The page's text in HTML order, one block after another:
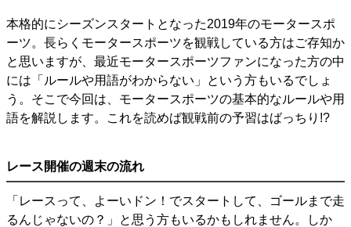
本格的にシーズンスタートとなった2019年のモータースポ
ーツ。長らくモータースポーツを観戦している方はご存知か
と思いますが、最近モータースポーツファンになった方の中
には「ルールや用語がわからない」という方もいるでしょ
う。そこで今回は、モータースポーツの基本的なルールや用
語を解説します。これを読めば観戦前の予習はばっちり!?
レース開催の週末の流れ
「レースって、よーいドン！でスタートして、ゴールまで走
るんじゃないの？」と思う方もいるかもしれません。しか